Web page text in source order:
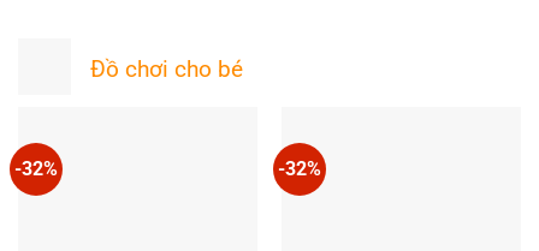
Đồ chơi cho bé
-32% -32%